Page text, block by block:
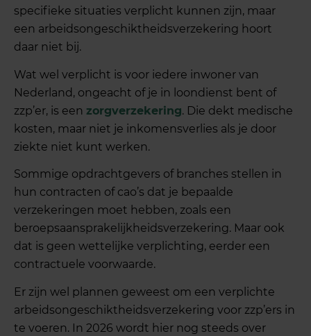
specifieke situaties verplicht kunnen zijn, maar
een arbeidsongeschiktheidsverzekering hoort
daar niet bij.
Wat wel verplicht is voor iedere inwoner van
Nederland, ongeacht of je in loondienst bent of
zzp’er, is een zorgverzekering. Die dekt medische
kosten, maar niet je inkomensverlies als je door
ziekte niet kunt werken.
Sommige opdrachtgevers of branches stellen in
hun contracten of cao’s dat je bepaalde
verzekeringen moet hebben, zoals een
beroepsaansprakelijkheidsverzekering. Maar ook
dat is geen wettelijke verplichting, eerder een
contractuele voorwaarde.
Er zijn wel plannen geweest om een verplichte
arbeidsongeschiktheidsverzekering voor zzp’ers in
te voeren. In 2026 wordt hier nog steeds over